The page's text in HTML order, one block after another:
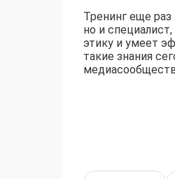
Тренинг еще
но и
этику и умеет
такие знания